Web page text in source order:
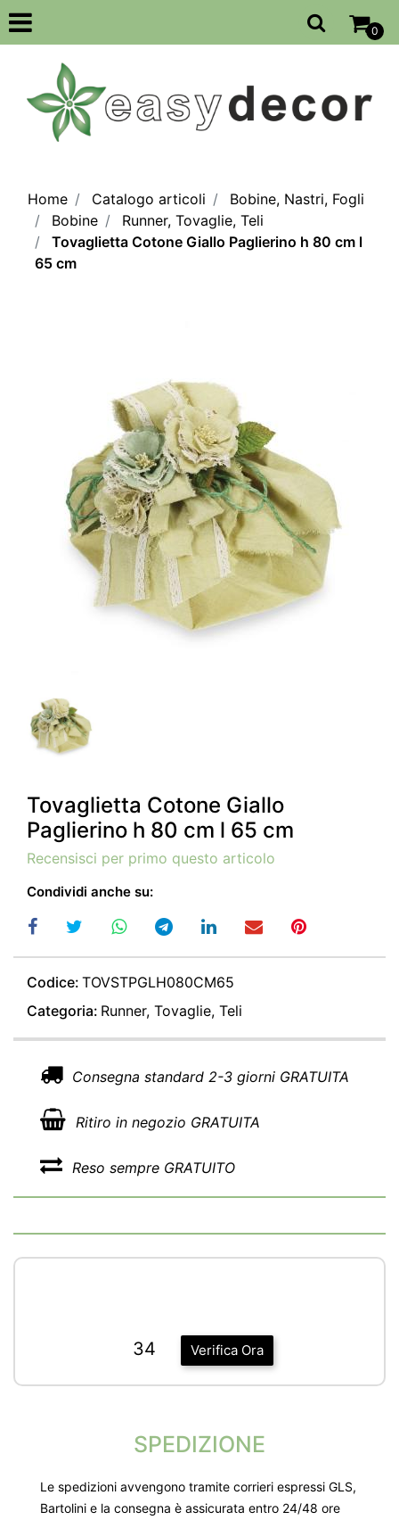
Open
0
Home Catalogo articoli
Bobine, Nastri, Fogli
Bobine
Runner, Tovaglie, Teli
Tovaglietta Cotone Giallo Paglierino h 80 cm l
65 cm
Tovaglietta Cotone Giallo
Paglierino h 80 cm l 65 cm
Recensisci per primo questo articolo
Condividi anche su:
Codice: TOVSTPGLH080CM65
Categoria: Runner, Tovaglie, Teli
Consegna standard 2-3 giorni GRATUITA
Ritiro in negozio GRATUITA
Reso sempre GRATUITO
Verifica Ora
34
SPEDIZIONE
Le spedizioni avvengono tramite corrieri espressi GLS,
Bartolini e la consegna è assicurata entro 24/48 ore